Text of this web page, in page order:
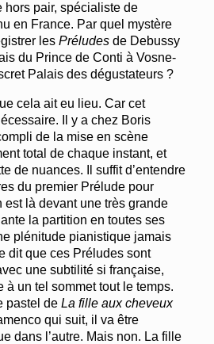
hors pair, spécialiste de
en France. Par quel mystère
les Préludes de Debussy
du Prince de Conti à Vosne-
Palais des dégustateurs ?
cela ait eu lieu. Car cet
Il y a chez Boris
de la mise en scène
total de chaque instant, et
de nuances. Il suffit d’entendre
du premier Prélude pour
est là devant une très grande
la partition en toutes ses
plénitude pianistique jamais
dit que ces Préludes sont
une subtilité si française,
à un tel sommet tout le temps.
pastel de La fille aux cheveux
qui suit, il va être
dans l’autre. Mais non. La fille